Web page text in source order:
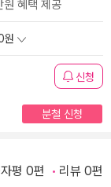
원 혜택 제공
원
신청
분철 신청
평 0편 리뷰 0편